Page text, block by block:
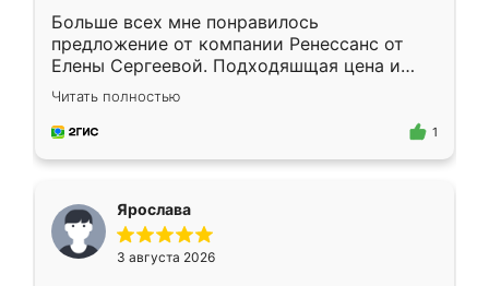
Больше всех мне понравилось
предложение от компании Ренессанс от
Елены Сергеевой. Подходяшщая цена и
короткие сроки изготовления. Приехавший
для замера сотрудник Владислав
предложил по моему эскизу самый
Читать полностью
1
Ярослава
3 августа 2026